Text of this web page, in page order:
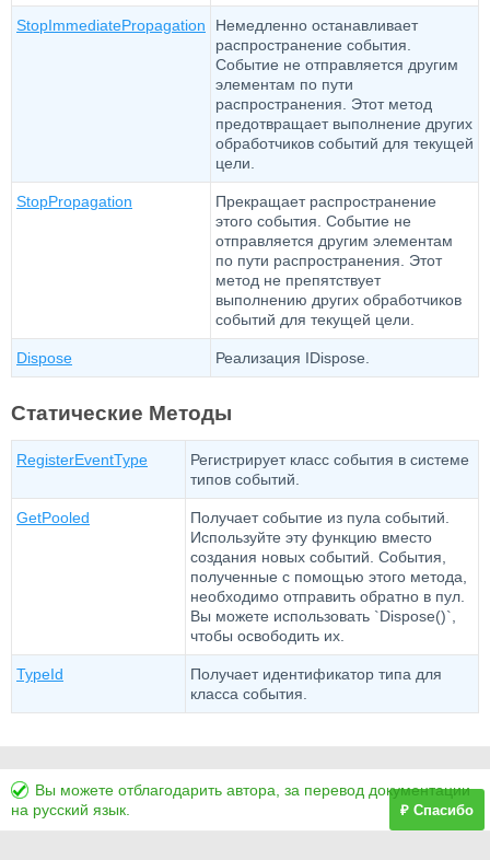
StopImmediatePropagation
Немедленно останавливает
распространение события.
Событие не отправляется другим
элементам по пути
распространения. Этот метод
предотвращает выполнение других
обработчиков событий для текущей
цели.
StopPropagation
Прекращает распространение
этого события. Событие не
отправляется другим элементам
по пути распространения. Этот
метод не препятствует
выполнению других обработчиков
событий для текущей цели.
Dispose Реализация IDispose.
Статические Методы
RegisterEventType
Регистрирует класс события в системе
типов событий.
GetPooled
Получает событие из пула событий.
Используйте эту функцию вместо
создания новых событий. События,
полученные с помощью этого метода,
необходимо отправить обратно в пул.
Вы можете использовать `Dispose()`,
чтобы освободить их.
TypeId
Получает идентификатор типа для
класса события.
Вы можете отблагодарить автора, за перевод документации
на русский язык.
₽ Спасибо